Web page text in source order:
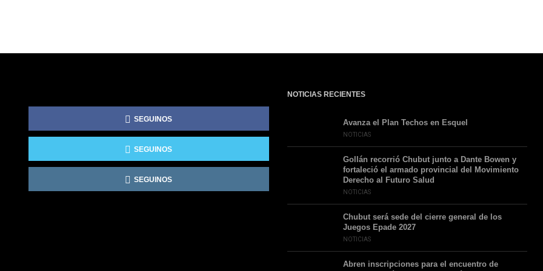
SEGUINOS
SEGUINOS
SEGUINOS
NOTICIAS RECIENTES
Avanza el Plan Techos en Esquel
NOTICIAS
Gollán recorrió Chubut junto a Dante Bowen y
fortaleció el armado provincial del Movimiento
Derecho al Futuro Salud
NOTICIAS
Chubut será sede del cierre general de los
Juegos Epade 2027
NOTICIAS
Abren inscripciones para el encuentro de